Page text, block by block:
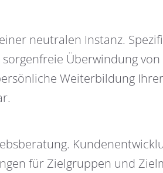
neutralen Instanz.
Überwindung von
Weiterbildung
für Zielgruppen und